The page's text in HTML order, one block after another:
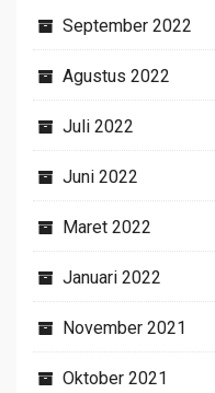
September 2022
Agustus 2022
Juli 2022
Juni 2022
Maret 2022
Januari 2022
November 2021
Oktober 2021